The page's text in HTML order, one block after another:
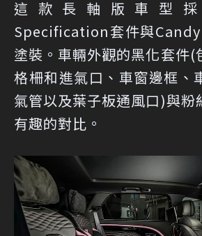
這款長軸版車型採
Specification套件與
塗裝。車輛外觀的黑化套件(
格柵和進氣口、車窗邊框、
氣管以及葉子板通風口)與粉
有趣的對比。